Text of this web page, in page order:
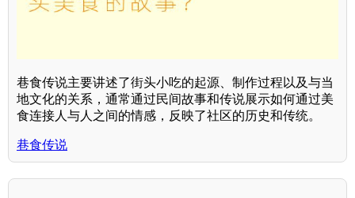
巷食传说主要讲述了街头小吃的起源、制作过程以及与当
地文化的关系，通常通过民间故事和传说展示如何通过美
食连接人与人之间的情感，反映了社区的历史和传统。
巷食传说